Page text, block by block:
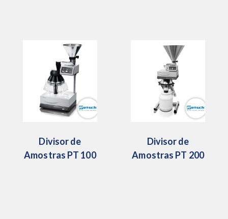
Divisor de
Amostras PT 100
Divisor de
Amostras PT 200